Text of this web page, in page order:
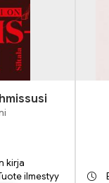
kirja
ilmestyy